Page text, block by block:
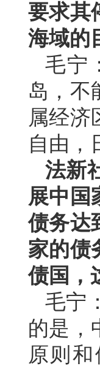
要求其
海域的
毛宁
岛，不
属经济
自由，
法新
展中国
债务达
家的债
债国，
毛宁
的是，
原则